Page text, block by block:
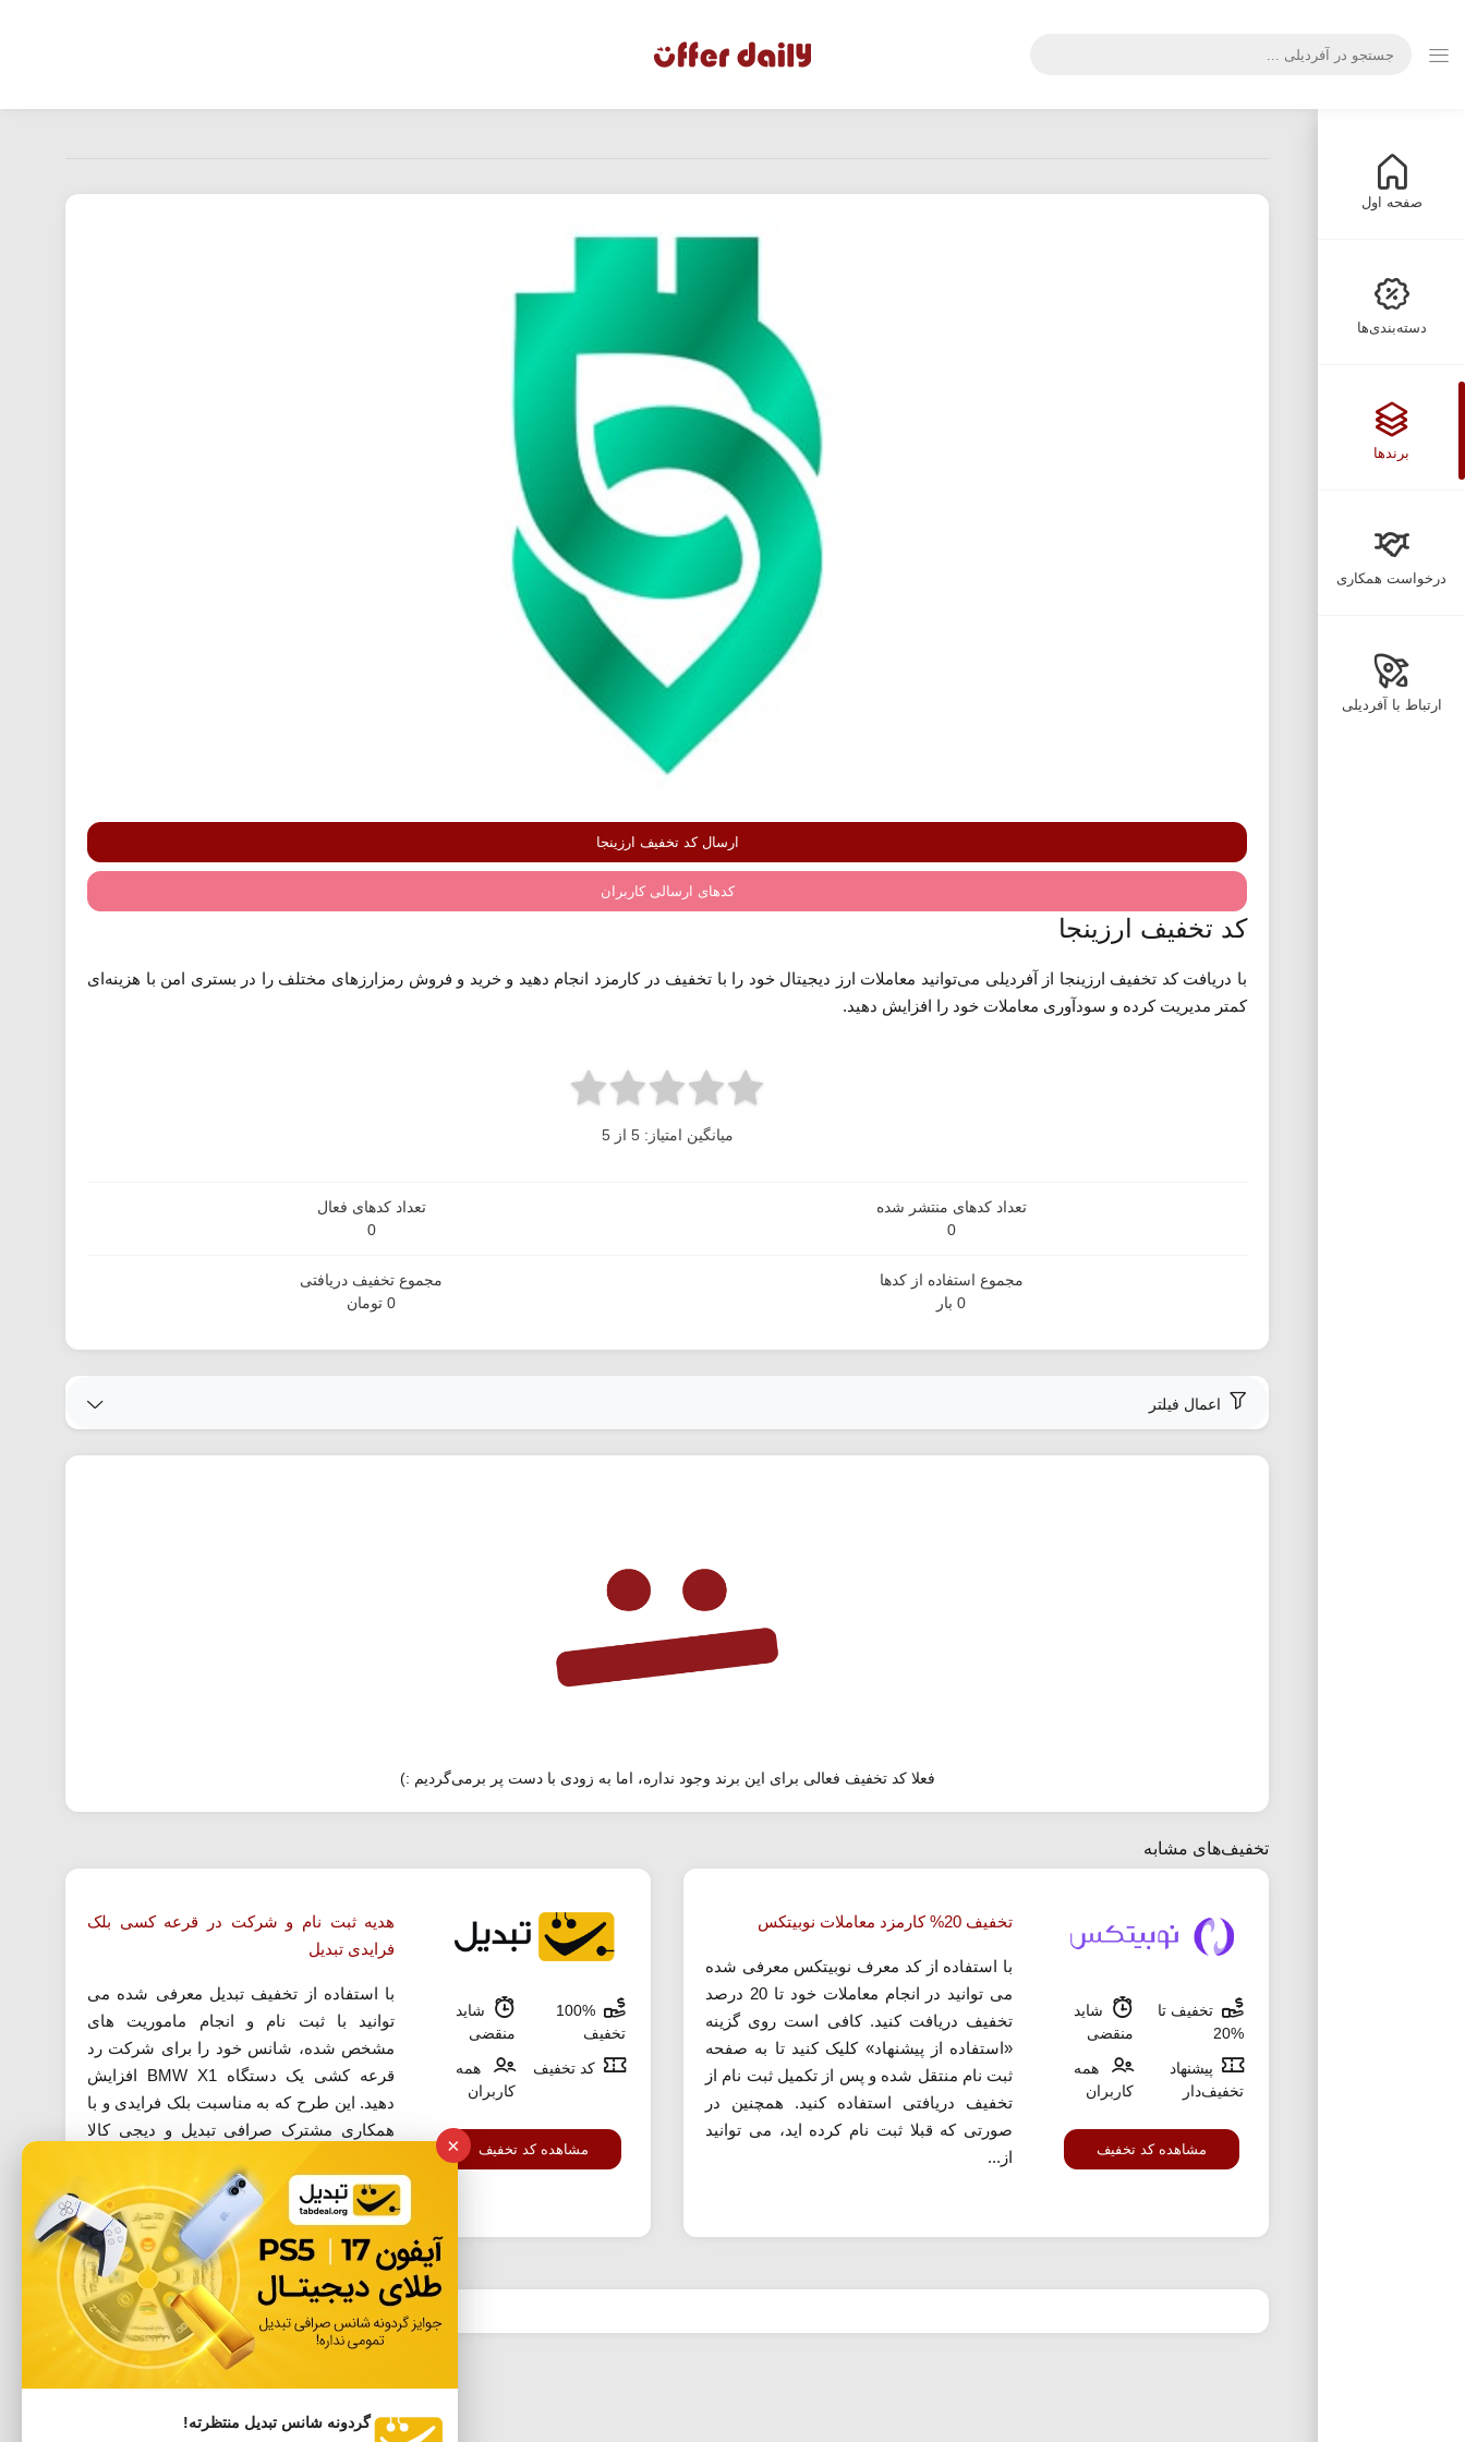
صفحه اول
دسته‌بندی‌ها
برندها
درخواست همکاری
ارتباط با آفردیلی
ارسال کد تخفیف ارزینجا
کدهای ارسالی کاربران
کد تخفیف ارزینجا
با دریافت کد تخفیف ارزینجا از آفردیلی می‌توانید معاملات ارز دیجیتال خود را با تخفیف در کارمزد انجام دهید و خرید و فروش رمزارزهای مختلف را در بستری امن با هزینه‌ای
کمتر مدیریت کرده و سودآوری معاملات خود را افزایش دهید.
میانگین امتیاز: 5 از 5
تعداد کدهای منتشر شده
0
تعداد کدهای فعال
0
مجموع استفاده از کدها
0 بار
مجموع تخفیف دریافتی
0 تومان
اعمال فیلتر
فعلا کد تخفیف فعالی برای این برند وجود نداره، اما به زودی با دست پر برمی‌گردیم :)
تخفیف‌های مشابه
تخفیف تا
%20
شاید
منقضی
پیشنهاد
تخفیف‌دار
همه
کاربران
مشاهده کد تخفیف
تخفیف 20% کارمزد معاملات نوبیتکس
با استفاده از کد معرف نوبیتکس معرفی شده
می توانید در انجام معاملات خود تا 20 درصد
تخفیف دریافت کنید. کافی است روی گزینه
«استفاده از پیشنهاد» کلیک کنید تا به صفحه
ثبت نام منتقل شده و پس از تکمیل ثبت نام از
تخفیف دریافتی استفاده کنید. همچنین در
صورتی که قبلا ثبت نام کرده اید، می توانید
از...
100%
تخفیف
شاید
منقضی
کد تخفیف
همه
کاربران
مشاهده کد تخفیف
هدیه ثبت نام و شرکت در قرعه کسی بلک
فرایدی تبدیل
با استفاده از تخفیف تبدیل معرفی شده می
توانید با ثبت نام و انجام ماموریت های
مشخص شده، شانس خود را برای شرکت رد
قرعه کشی یک دستگاه BMW X1 افزایش
دهید. این طرح که به مناسبت بلک فرایدی و با
همکاری مشترک صرافی تبدیل و دیجی کالا
ثبت نام رایگان...
×
گردونه شانس تبدیل منتظرته!